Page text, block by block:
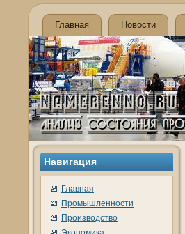
Главная Новости
Навигация
Главная
Промышленности
Производство